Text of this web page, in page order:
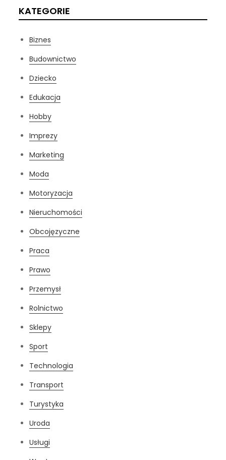
KATEGORIE
Biznes
Budownictwo
Dziecko
Edukacja
Hobby
Imprezy
Marketing
Moda
Motoryzacja
Nieruchomości
Obcojęzyczne
Praca
Prawo
Przemysł
Rolnictwo
Sklepy
Sport
Technologia
Transport
Turystyka
Uroda
Usługi